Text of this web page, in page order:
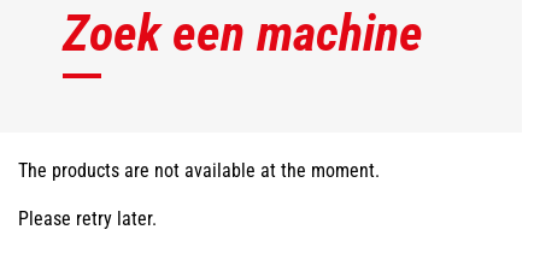
Zoek een machine
The products are not available at the moment.
Please retry later.